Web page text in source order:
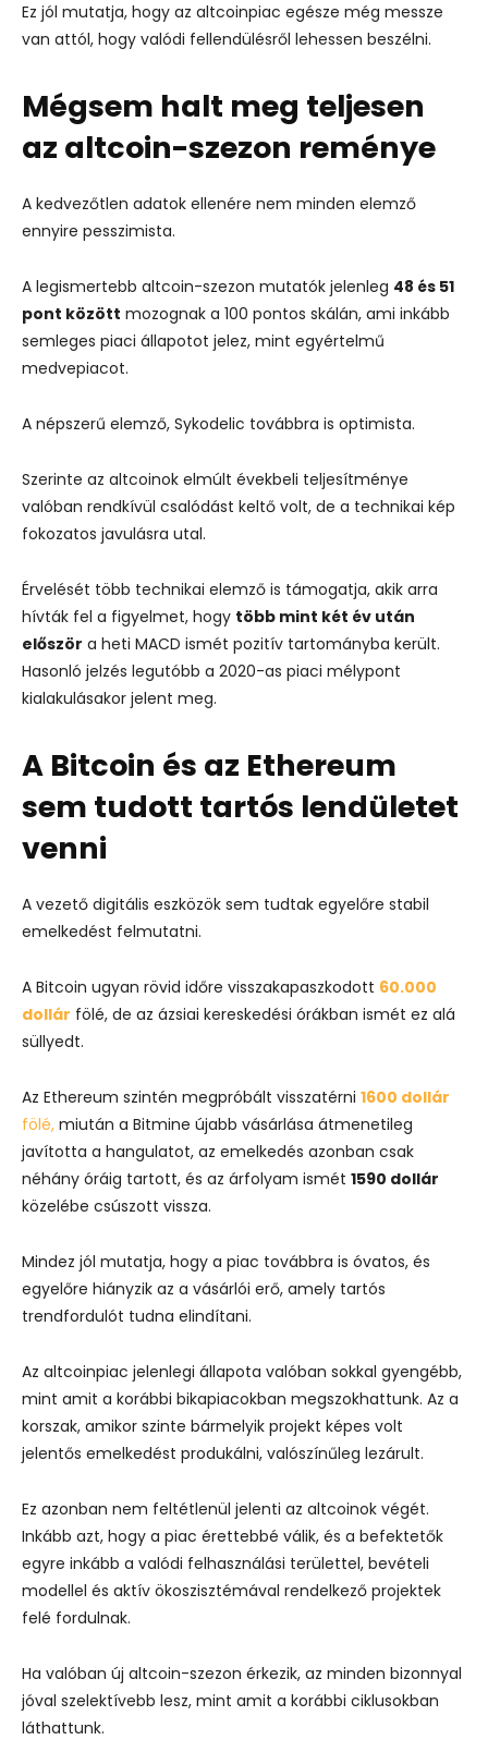
Ez jól mutatja, hogy az altcoinpiac egésze még messze
van attól, hogy valódi fellendülésről lehessen beszélni.
Mégsem halt meg teljesen
az altcoin-szezon reménye
A kedvezőtlen adatok ellenére nem minden elemző
ennyire pesszimista.
A legismertebb altcoin-szezon mutatók jelenleg 48 és 51
pont között mozognak a 100 pontos skálán, ami inkább
semleges piaci állapotot jelez, mint egyértelmű
medvepiacot.
A népszerű elemző, Sykodelic továbbra is optimista.
Szerinte az altcoinok elmúlt évekbeli teljesítménye
valóban rendkívül csalódást keltő volt, de a technikai kép
fokozatos javulásra utal.
Érvelését több technikai elemző is támogatja, akik arra
hívták fel a figyelmet, hogy több mint két év után
először a heti MACD ismét pozitív tartományba került.
Hasonló jelzés legutóbb a 2020-as piaci mélypont
kialakulásakor jelent meg.
A Bitcoin és az Ethereum
sem tudott tartós lendületet
venni
A vezető digitális eszközök sem tudtak egyelőre stabil
emelkedést felmutatni.
A Bitcoin ugyan rövid időre visszakapaszkodott 60.000
dollár fölé, de az ázsiai kereskedési órákban ismét ez alá
süllyedt.
Az Ethereum szintén megpróbált visszatérni 1600 dollár
fölé, miután a Bitmine újabb vásárlása átmenetileg
javította a hangulatot, az emelkedés azonban csak
néhány óráig tartott, és az árfolyam ismét 1590 dollár
közelébe csúszott vissza.
Mindez jól mutatja, hogy a piac továbbra is óvatos, és
egyelőre hiányzik az a vásárlói erő, amely tartós
trendfordulót tudna elindítani.
Az altcoinpiac jelenlegi állapota valóban sokkal gyengébb,
mint amit a korábbi bikapiacokban megszokhattunk. Az a
korszak, amikor szinte bármelyik projekt képes volt
jelentős emelkedést produkálni, valószínűleg lezárult.
Ez azonban nem feltétlenül jelenti az altcoinok végét.
Inkább azt, hogy a piac érettebbé válik, és a befektetők
egyre inkább a valódi felhasználási területtel, bevételi
modellel és aktív ökoszisztémával rendelkező projektek
felé fordulnak.
Ha valóban új altcoin-szezon érkezik, az minden bizonnyal
jóval szelektívebb lesz, mint amit a korábbi ciklusokban
láthattunk.